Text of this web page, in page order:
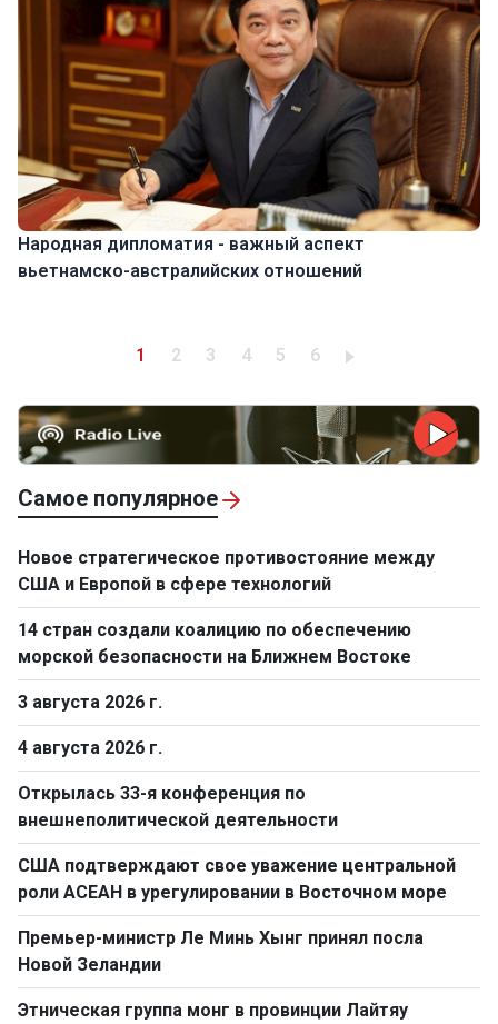
Народная дипломатия - важный аспект
вьетнамско-австралийских отношений
Trang hiện thời
1 Trang
2 Trang
3 Trang
4 Trang
5 Trang
6
Самое популярное
Новое стратегическое противостояние между
США и Европой в сфере технологий
14 стран создали коалицию по обеспечению
морской безопасности на Ближнем Востоке
3 августа 2026 г.
4 августа 2026 г.
Открылась 33-я конференция по
внешнеполитической деятельности
США подтверждают свое уважение центральной
роли АСЕАН в урегулировании в Восточном море
Премьер-министр Ле Минь Хынг принял посла
Новой Зеландии
Этническая группа монг в провинции Лайтяу